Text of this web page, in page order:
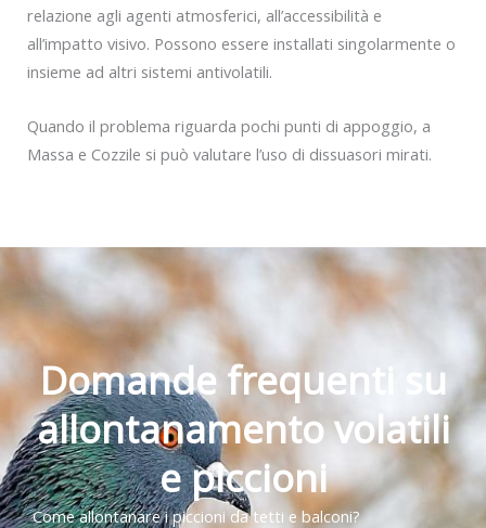
relazione agli agenti atmosferici, all’accessibilità e
all’impatto visivo. Possono essere installati singolarmente o
insieme ad altri sistemi antivolatili.
Quando il problema riguarda pochi punti di appoggio, a
Massa e Cozzile si può valutare l’uso di dissuasori mirati.
Domande frequenti su
allontanamento volatili
e piccioni
Come allontanare i piccioni da tetti e balconi?